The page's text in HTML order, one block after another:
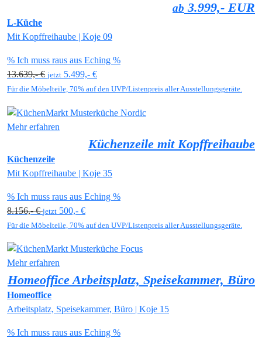
ab 3.999,- EUR
L-Küche
Mit Kopffreihaube | Koje 09
% Ich muss raus aus Eching %
13.639,- € jetzt 5.499,- €
Für die Möbelteile, 70% auf den UVP/Listenpreis aller Ausstellungsgeräte.
Mehr erfahren
Küchenzeile mit Kopffreihaube
Küchenzeile
Mit Kopffreihaube | Koje 35
% Ich muss raus aus Eching %
8.156,- €jetzt 500,- €
Für die Möbelteile, 70% auf den UVP/Listenpreis aller Ausstellungsgeräte.
Mehr erfahren
Homeoffice Arbeitsplatz, Speisekammer, Büro
Homeoffice
Arbeitsplatz, Speisekammer, Büro | Koje 15
% Ich muss raus aus Eching %